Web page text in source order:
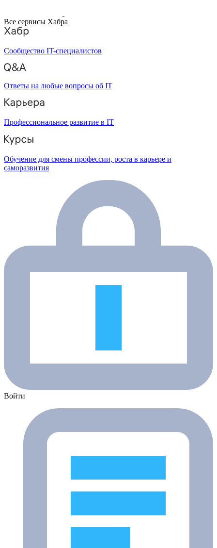
Все сервисы Хабра
Сообщество IT-специалистов
Ответы на любые вопросы об IT
Профессиональное развитие в IT
Обучение для смены профессии, роста в карьере и
саморазвития
Войти